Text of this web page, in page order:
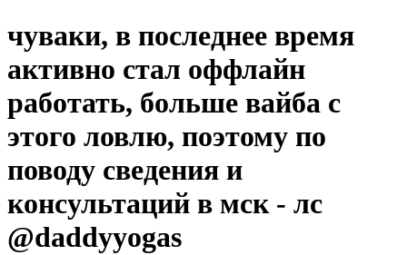
чуваки, в последнее время
активно стал оффлайн
работать, больше вайба с
этого ловлю, поэтому по
поводу сведения и
консультаций в мск - лс
@daddyyogas